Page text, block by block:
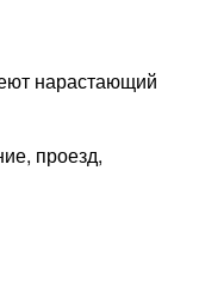
нарастающий
проезд,